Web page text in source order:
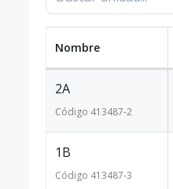
Nombre
2A
Código 413487-2
1B
Código 413487-3